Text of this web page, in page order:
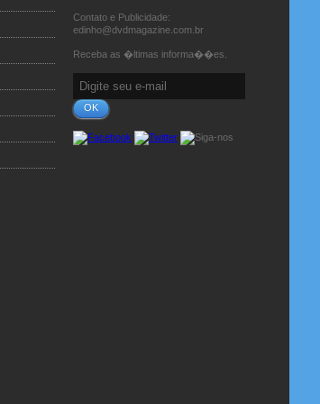
Contato e Publicidade:
edinho@dvdmagazine.com.br
Receba as �ltimas informa��es.
OK